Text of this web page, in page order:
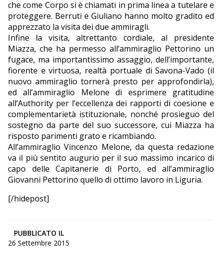
che come Corpo si è chiamati in prima linea a tutelare e
proteggere. Berruti e Giuliano hanno molto gradito ed
apprezzato la visita dei due ammiragli.
Infine la visita, altrettanto cordiale, al presidente
Miazza, che ha permesso all’ammiraglio Pettorino un
fugace, ma importantissimo assaggio, dell’importante,
fiorente e virtuosa, realtà portuale di Savona-Vado (il
nuovo ammiraglio tornerà presto per approfondirla),
ed all’ammiraglio Melone di esprimere gratitudine
all’Authority per l’eccellenza dei rapporti di coesione e
complementarietà istituzionale, nonché prosieguo del
sostegno da parte del suo successore, cui Miazza ha
risposto parimenti grato e ricambiando.
All’ammiraglio Vincenzo Melone, da questa redazione
va il più sentito augurio per il suo massimo incarico di
capo delle Capitanerie di Porto, ed all’ammiraglio
Giovanni Pettorino quello di ottimo lavoro in Liguria.
[/hidepost]
PUBBLICATO IL
26 Settembre 2015